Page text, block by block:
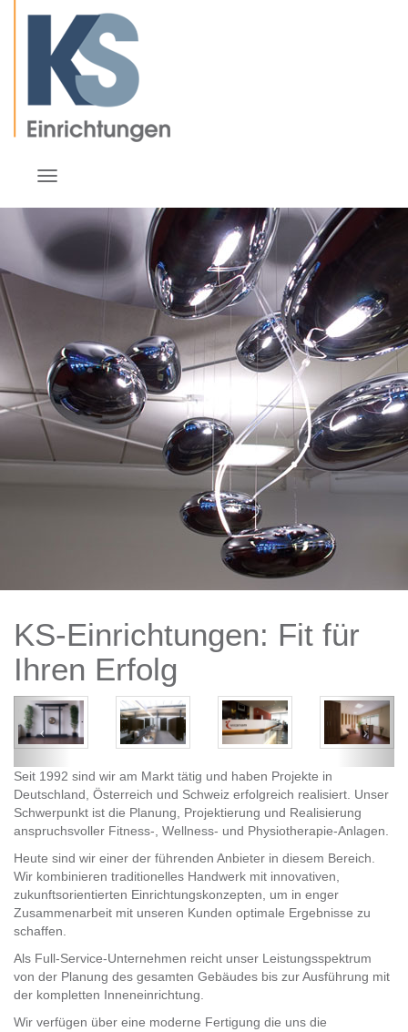
KS-Einrichtungen: Fit für
Ihren Erfolg
Seit 1992 sind wir am Markt tätig und haben Projekte in
Deutschland, Österreich und Schweiz erfolgreich realisiert. Unser
Schwerpunkt ist die Planung, Projektierung und Realisierung
anspruchsvoller Fitness-, Wellness- und Physiotherapie-Anlagen.
Heute sind wir einer der führenden Anbieter in diesem Bereich.
Wir kombinieren traditionelles Handwerk mit innovativen,
zukunftsorientierten Einrichtungskonzepten, um in enger
Zusammenarbeit mit unseren Kunden optimale Ergebnisse zu
schaffen.
Als Full-Service-Unternehmen reicht unser Leistungsspektrum
von der Planung des gesamten Gebäudes bis zur Ausführung mit
der kompletten Inneneinrichtung.
Wir verfügen über eine moderne Fertigung die uns die